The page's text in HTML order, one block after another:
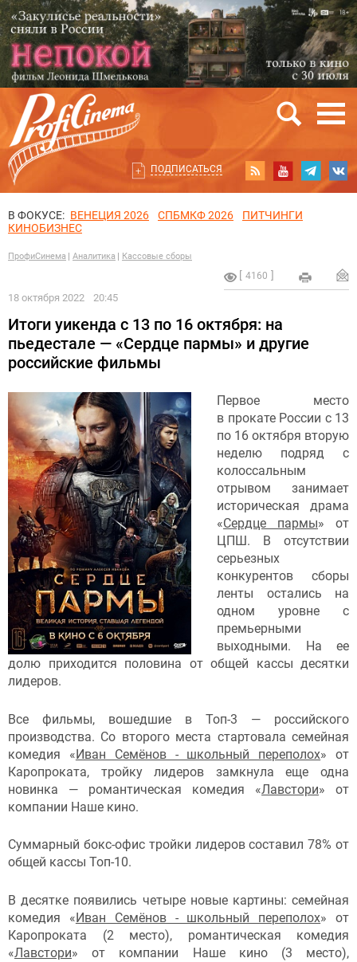
ПОДПИСАТЬСЯ
В ФОКУСЕ: ВЕНЕЦИЯ 2026 СПБМКФ 2026
ПИТЧИНГИ
КИНОБИЗНЕС
ПрофиСинема Аналитика Кассовые сборы
4160
18 октября 2022 20:45
Итоги уикенда с 13 по 16 октября: на
пьедестале — «Сердце пармы» и другие
российские фильмы
Первое место
в прокате России с 13
по 16 октября вторую
неделю подряд с
колоссальным
отрывом занимает
историческая драма
«Сердце пармы» от
ЦПШ. В отсутствии
серьезных
конкурентов сборы
ленты остались на
одном уровне с
премьерными
выходными. На ее
долю приходится половина от общей кассы десятки
лидеров.
Все фильмы, вошедшие в Топ-3 — российского
производства. Со второго места стартовала семейная
комедия «Иван Семёнов - школьный переполох» от
Каропроката, тройку лидеров замкнула еще одна
новинка — романтическая комедия «Лавстори» от
компании Наше кино.
Суммарный бокс-офис тройки лидеров составил 78% от
общей кассы Топ-10.
В десятке появились четыре новые картины: семейная
комедия «Иван Семёнов - школьный переполох» от
Каропроката (2 место), романтическая комедия
«Лавстори» от компании Наше кино (3 место),